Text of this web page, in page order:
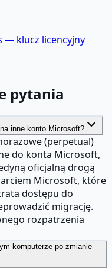
— klucz licencyjny
pytania
inne konto Microsoft?
(perpetual)
do konta Microsoft,
oficjalną drogą
Microsoft, które
dostępu do
migrację.
rozpatrzenia
komputerze po zmianie